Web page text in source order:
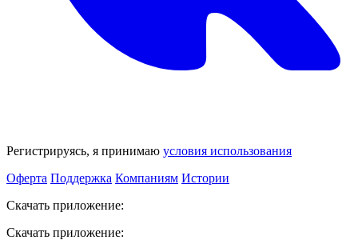
Регистрируясь, я принимаю условия использования
Оферта Поддержка Компаниям Истории
Скачать приложение:
Скачать приложение: